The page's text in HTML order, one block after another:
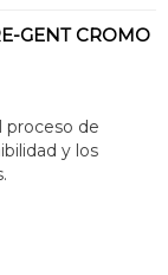
GENT CROMO
proceso de
y los